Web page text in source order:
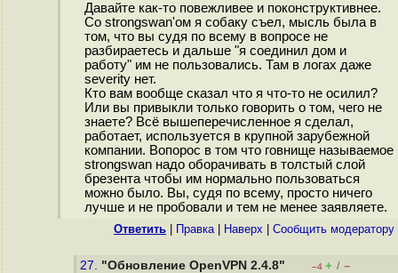
Давайте как-то повежливее и поконструктивнее.
Со strongswan'ом я собаку съел, мысль была в
том, что вы судя по всему в вопросе не
разбираетесь и дальше "я соединил дом и
работу" им не пользовались. Там в логах даже
severity нет.
Кто вам вообще сказал что я что-то не осилил?
Или вы привыкли только говорить о том, чего не
знаете? Всё вышеперечисленное я сделал,
работает, используется в крупной зарубежной
компании. Вопорос в том что говнище называемое
strongswan надо оборачивать в толстый слой
брезента чтобы им нормально пользоваться
можно было. Вы, судя по всему, просто ничего
лучше и не пробовали и тем не менее заявляете.
Ответить Правка| Наверх Cообщить модератору
27. "Обновление OpenVPN 2.4.8" –4 + / –